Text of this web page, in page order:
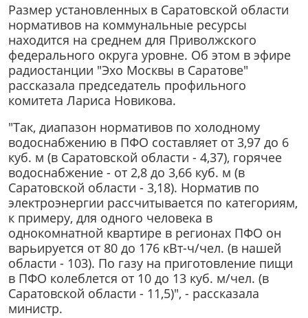
Размер установленных в Саратовской области
нормативов на коммунальные ресурсы
находится на среднем для Приволжского
федерального округа уровне. Об этом в эфире
радиостанции "Эхо Москвы в Саратове"
рассказала председатель профильного
комитета Лариса Новикова.
"Так, диапазон нормативов по холодному
водоснабжению в ПФО составляет от 3,97 до 6
куб. м (в Саратовской области - 4,37), горячее
водоснабжение - от 2,8 до 3,66 куб. м (в
Саратовской области - 3,18). Норматив по
электроэнергии рассчитывается по категориям,
к примеру, для одного человека в
однокомнатной квартире в регионах ПФО он
варьируется от 80 до 176 кВт-ч/чел. (в нашей
области - 103). По газу на приготовление пищи
в ПФО колеблется от 10 до 13 куб. м/чел. (в
Саратовской области - 11,5)", - рассказала
министр.